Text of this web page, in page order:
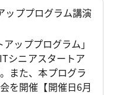
ププログラム講演
ッププログラム」
シニアスタートア
また、本プログラ
を開催【開催日6月